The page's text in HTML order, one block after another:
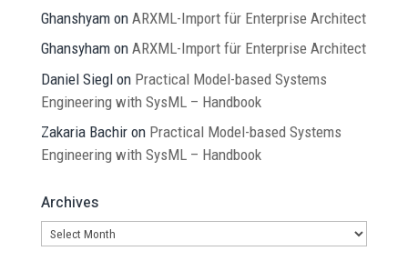
Ghanshyamon ARXML-Import für Enterprise Architect
Ghansyhamon ARXML-Import für Enterprise Architect
Daniel Sieglon Practical Model-based Systems
Engineering with SysML – Handbook
Zakaria Bachiron Practical Model-based Systems
Engineering with SysML – Handbook
Archives
Archives